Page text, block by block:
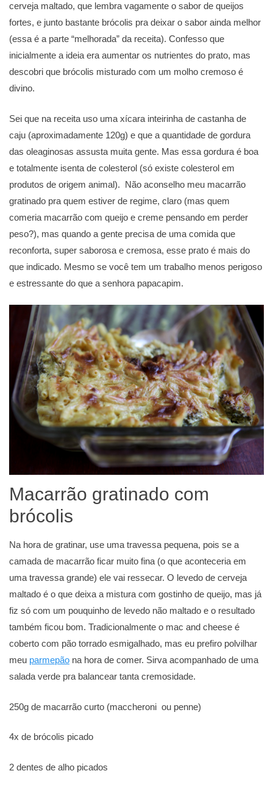
cerveja maltado, que lembra vagamente o sabor de queijos
fortes, e junto bastante brócolis pra deixar o sabor ainda melhor
(essa é a parte “melhorada” da receita). Confesso que
inicialmente a ideia era aumentar os nutrientes do prato, mas
descobri que brócolis misturado com um molho cremoso é
divino.
Sei que na receita uso uma xícara inteirinha de castanha de
caju (aproximadamente 120g) e que a quantidade de gordura
das oleaginosas assusta muita gente. Mas essa gordura é boa
e totalmente isenta de colesterol (só existe colesterol em
produtos de origem animal). Não aconselho meu macarrão
gratinado pra quem estiver de regime, claro (mas quem
comeria macarrão com queijo e creme pensando em perder
peso?), mas quando a gente precisa de uma comida que
reconforta, super saborosa e cremosa, esse prato é mais do
que indicado. Mesmo se você tem um trabalho menos perigoso
e estressante do que a senhora papacapim.
Macarrão gratinado com
brócolis
Na hora de gratinar, use uma travessa pequena, pois se a
camada de macarrão ficar muito fina (o que aconteceria em
uma travessa grande) ele vai ressecar. O levedo de cerveja
maltado é o que deixa a mistura com gostinho de queijo, mas já
fiz só com um pouquinho de levedo não maltado e o resultado
também ficou bom. Tradicionalmente o mac and cheese é
coberto com pão torrado esmigalhado, mas eu prefiro polvilhar
meu parmepão na hora de comer. Sirva acompanhado de uma
salada verde pra balancear tanta cremosidade.
250g de macarrão curto (maccheroni ou penne)
4x de brócolis picado
2 dentes de alho picados